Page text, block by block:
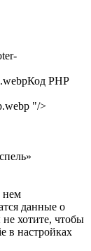
Код PHP
"/>
нем
данные о
хотите, чтобы
в настройках